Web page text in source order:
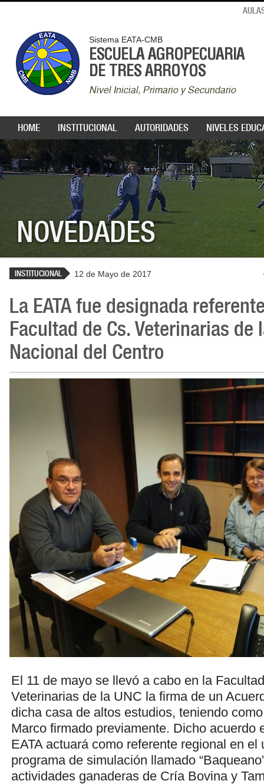
Sistema EATA-CMB
ESCUELA AGROPECUARIA
DE TRES ARROYOS
Nivel Inicial, Primario y Secundario
HOME INSTITUCIONAL AUTORIDADES NIVELES
NOVEDADES
INSTITUCIONAL 12 de Mayo de 2017
La EATA fue designada
Facultad de Cs. Veterinarias de
Nacional del Centro
El 11 de mayo se llevó a cabo en la
Veterinarias de la UNC la firma de un
dicha casa de altos estudios, teniendo
Marco firmado previamente. Dicho acuerdo
EATA actuará como referente regional en el
programa de simulación llamado
actividades ganaderas de Cría Bovina y